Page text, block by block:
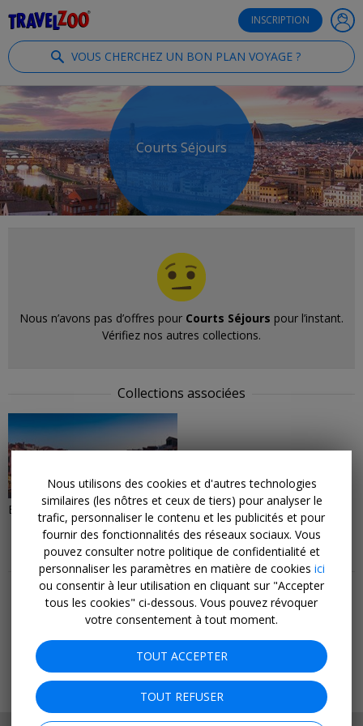
INSCRIPTION
VOUS CHERCHEZ UN BON PLAN VOYAGE ?
Courts Séjours
Nous n’avons pas d’offres pour Courts Séjours pour l’instant.
Vérifiez nos autres collections.
Collections associées
9 BONS PLANS
Escapades citadines
Plus de bons plans et de conseils
Meilleures offres
Dernière minute
Vols
Croisières
Nous utilisons des cookies et d'autres technologies
similaires (les nôtres et ceux de tiers) pour analyser le
trafic, personnaliser le contenu et les publicités et pour
fournir des fonctionnalités des réseaux sociaux. Vous
pouvez consulter notre politique de confidentialité et
personnaliser les paramètres en matière de cookies ici
ou consentir à leur utilisation en cliquant sur "Accepter
tous les cookies" ci-dessous. Vous pouvez révoquer
votre consentement à tout moment.
TOUT ACCEPTER
TOUT REFUSER